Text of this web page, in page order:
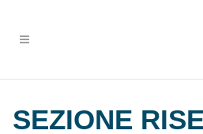
SEZIONE